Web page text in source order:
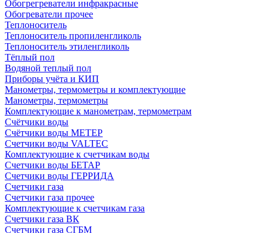
Обогрегреватели инфракрасные
Обогреватели прочее
Теплоноситель
Теплоноситель пропиленгликоль
Теплоноситель этиленгликоль
Тёплый пол
Водяной теплый пол
Приборы учёта и КИП
Манометры, термометры и комплектующие
Манометры, термометры
Комплектующие к манометрам, термометрам
Счётчики воды
Счётчики воды МЕТЕР
Счетчики воды VALTEC
Комплектующие к счетчикам воды
Счетчики воды БЕТАР
Счетчики воды ГЕРРИДА
Счетчики газа
Счетчики газа прочее
Комплектующие к счетчикам газа
Счетчики газа ВК
Счетчики газа СГБМ